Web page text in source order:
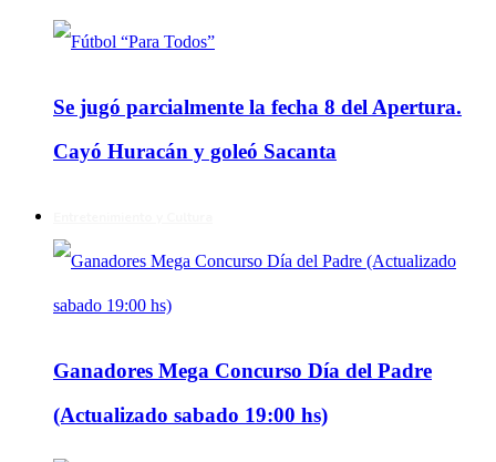
Se jugó parcialmente la fecha 8 del Apertura.
Cayó Huracán y goleó Sacanta
Ganadores Mega Concurso Día del Padre
(Actualizado sabado 19:00 hs)